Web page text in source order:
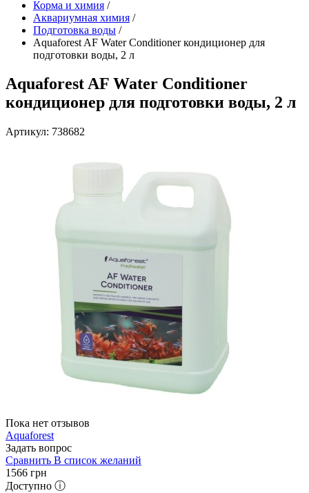
Корма и химия /
Аквариумная химия /
Подготовка воды /
Aquaforest AF Water Conditioner кондиционер для
подготовки воды, 2 л
Aquaforest AF Water Conditioner
кондиционер для подготовки воды, 2 л
Артикул: 738682
Пока нет отзывов
Aquaforest
Задать вопрос
Сравнить В список желаний
1566 грн
Доступно ⓘ